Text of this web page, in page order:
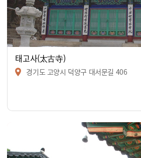
태고사(太古寺)
경기도 고양시 덕양구 대서문길 406